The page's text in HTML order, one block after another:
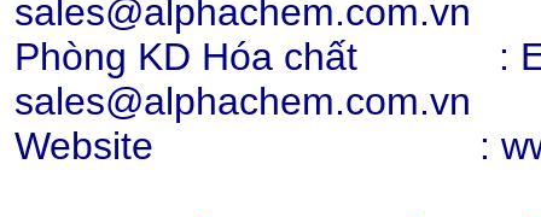
Hạt nhựa PC 2407, 2807, 2858,
trong suốt
Chi tiết Mua hàng
sales@alphachem.com.vn
Phòng KD Hóa chất :
sales@alphachem.com.vn
Website :